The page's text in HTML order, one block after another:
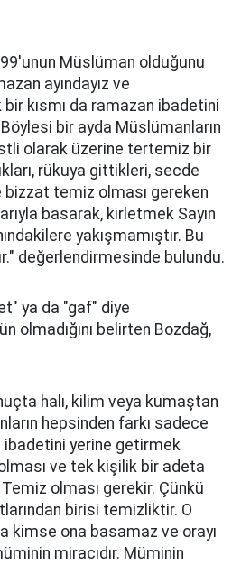
Müslüman olduğunu
ayındayız ve
kısmı da ramazan ibadetini
bir ayda Müslümanların
olarak üzerine tertemiz bir
rükuya gittikleri, secde
temiz olması gereken
basarak, kirletmek Sayın
yakışmamıştır. Bu
değerlendirmesinde bulundu.
ya da "gaf" diye
olmadığını belirten Bozdağ,
halı, kilim veya kumaştan
hepsinden farkı sadece
yerine getirmek
ve tek kişilik bir adeta
olması gerekir. Çünkü
birisi temizliktir. O
kimse ona basamaz ve orayı
miracıdır. Müminin